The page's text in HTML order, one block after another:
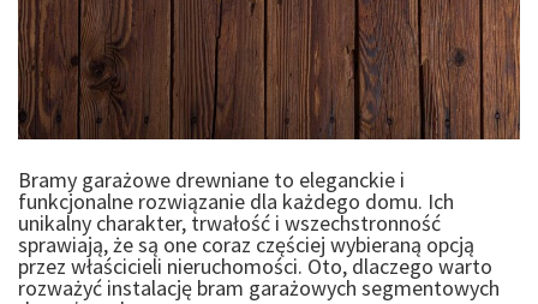
Bramy garażowe drewniane to eleganckie i
funkcjonalne rozwiązanie dla każdego domu. Ich
unikalny charakter, trwałość i wszechstronność
sprawiają, że są one coraz częściej wybieraną opcją
przez właścicieli nieruchomości. Oto, dlaczego warto
rozważyć instalację bram garażowych segmentowych